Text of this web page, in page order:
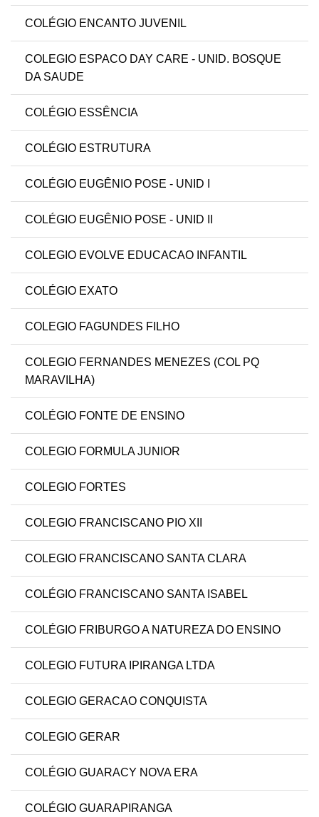
COLÉGIO ENCANTO JUVENIL
COLEGIO ESPACO DAY CARE - UNID. BOSQUE
DA SAUDE
COLÉGIO ESSÊNCIA
COLÉGIO ESTRUTURA
COLÉGIO EUGÊNIO POSE - UNID I
COLÉGIO EUGÊNIO POSE - UNID II
COLEGIO EVOLVE EDUCACAO INFANTIL
COLÉGIO EXATO
COLEGIO FAGUNDES FILHO
COLEGIO FERNANDES MENEZES (COL PQ
MARAVILHA)
COLÉGIO FONTE DE ENSINO
COLEGIO FORMULA JUNIOR
COLEGIO FORTES
COLEGIO FRANCISCANO PIO XII
COLEGIO FRANCISCANO SANTA CLARA
COLÉGIO FRANCISCANO SANTA ISABEL
COLÉGIO FRIBURGO A NATUREZA DO ENSINO
COLEGIO FUTURA IPIRANGA LTDA
COLEGIO GERACAO CONQUISTA
COLEGIO GERAR
COLÉGIO GUARACY NOVA ERA
COLÉGIO GUARAPIRANGA